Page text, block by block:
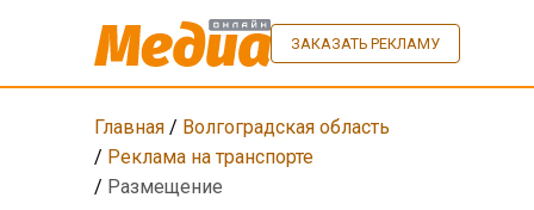
ЗАКАЗАТЬ РЕКЛАМУ
Главная / Волгоградская область
/ Реклама на транспорте
/ Размещение